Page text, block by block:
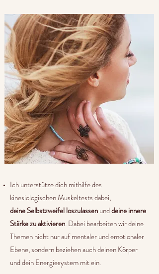
Ich unterstütze dich mithilfe des
kinesiologischen Muskeltests dabei,
deineSelbstzweifel loszulassenunddeine innere
Stärke zu aktivieren. Dabei bearbeiten wir deine
Themen nicht nur auf mentaler und emotionaler
Ebene, sondern beziehen auch deinen Körper
und dein Energiesystem mit ein.